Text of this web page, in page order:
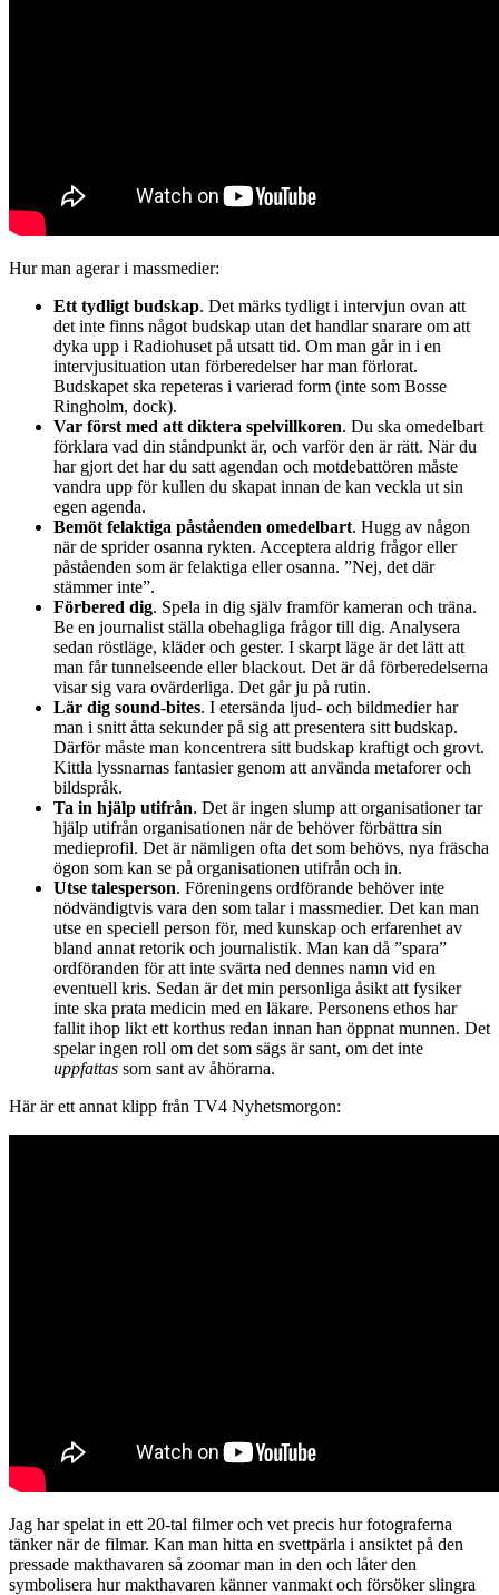
Hur man agerar i massmedier:
Ett tydligt budskap. Det märks tydligt i intervjun ovan att
det inte finns något budskap utan det handlar snarare om att
dyka upp i Radiohuset på utsatt tid. Om man går in i en
intervjusituation utan förberedelser har man förlorat.
Budskapet ska repeteras i varierad form (inte som Bosse
Ringholm, dock).
Var först med att diktera spelvillkoren. Du ska omedelbart
förklara vad din ståndpunkt är, och varför den är rätt. När du
har gjort det har du satt agendan och motdebattören måste
vandra upp för kullen du skapat innan de kan veckla ut sin
egen agenda.
Bemöt felaktiga påståenden omedelbart. Hugg av någon
när de sprider osanna rykten. Acceptera aldrig frågor eller
påståenden som är felaktiga eller osanna. ”Nej, det där
stämmer inte”.
Förbered dig. Spela in dig själv framför kameran och träna.
Be en journalist ställa obehagliga frågor till dig. Analysera
sedan röstläge, kläder och gester. I skarpt läge är det lätt att
man får tunnelseende eller blackout. Det är då förberedelserna
visar sig vara ovärderliga. Det går ju på rutin.
Lär dig sound-bites. I etersända ljud- och bildmedier har
man i snitt åtta sekunder på sig att presentera sitt budskap.
Därför måste man koncentrera sitt budskap kraftigt och grovt.
Kittla lyssnarnas fantasier genom att använda metaforer och
bildspråk.
Ta in hjälp utifrån. Det är ingen slump att organisationer tar
hjälp utifrån organisationen när de behöver förbättra sin
medieprofil. Det är nämligen ofta det som behövs, nya fräscha
ögon som kan se på organisationen utifrån och in.
Utse talesperson. Föreningens ordförande behöver inte
nödvändigtvis vara den som talar i massmedier. Det kan man
utse en speciell person för, med kunskap och erfarenhet av
bland annat retorik och journalistik. Man kan då ”spara”
ordföranden för att inte svärta ned dennes namn vid en
eventuell kris. Sedan är det min personliga åsikt att fysiker
inte ska prata medicin med en läkare. Personens ethos har
fallit ihop likt ett korthus redan innan han öppnat munnen. Det
spelar ingen roll om det som sägs är sant, om det inte
uppfattas som sant av åhörarna.
Här är ett annat klipp från TV4 Nyhetsmorgon:
Jag har spelat in ett 20-tal filmer och vet precis hur fotograferna
tänker när de filmar. Kan man hitta en svettpärla i ansiktet på den
pressade makthavaren så zoomar man in den och låter den
symbolisera hur makthavaren känner vanmakt och försöker slingra